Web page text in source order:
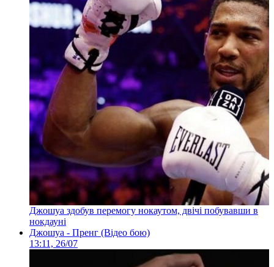
Джошуа здобув перемогу нокаутом, двічі побувавши в
нокдауні
Джошуа - Пренг (Відео бою)
13:11, 26/07